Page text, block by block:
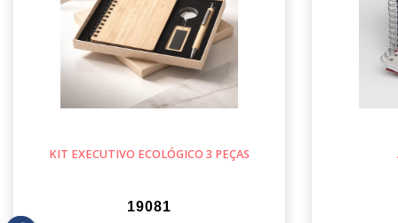
KIT EXECUTIVO ECOLÓGICO 3 PEÇAS
19081